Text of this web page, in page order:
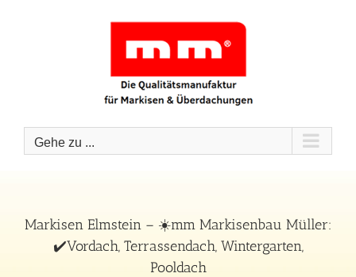
Gehe zu ...
Markisen Elmstein – ☀️mm Markisenbau Müller:
✔️Vordach, Terrassendach, Wintergarten,
Pooldach